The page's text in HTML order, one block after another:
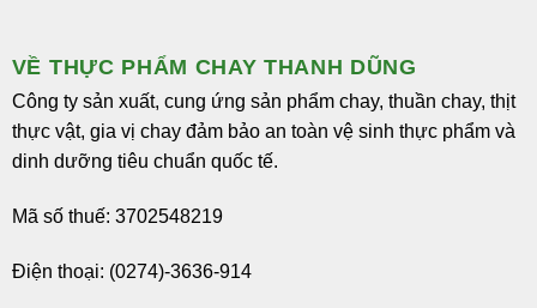
VỀ THỰC PHẨM CHAY THANH DŨNG
Công ty sản xuất, cung ứng sản phẩm chay, thuần chay, thịt
thực vật, gia vị chay đảm bảo an toàn vệ sinh thực phẩm và
dinh dưỡng tiêu chuẩn quốc tế.
Mã số thuế: 3702548219
Điện thoại: (0274)-3636-914